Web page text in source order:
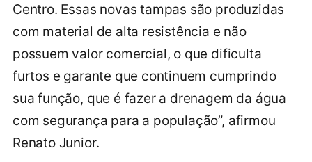
Centro. Essas novas tampas são produzidas
com material de alta resistência e não
possuem valor comercial, o que dificulta
furtos e garante que continuem cumprindo
sua função, que é fazer a drenagem da água
com segurança para a população”, afirmou
Renato Junior.